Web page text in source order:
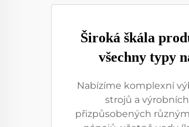
Široká škála
všechny typy
Nabízíme komplexní
strojů a
přizpůsobených